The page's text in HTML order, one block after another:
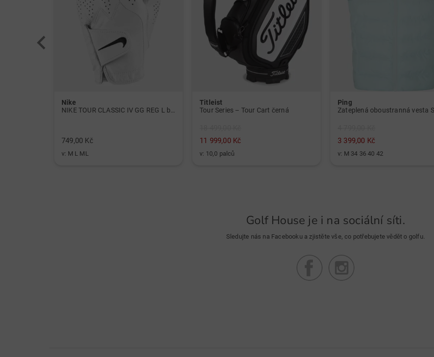
Nike
749,00 Kč
v: M L ML
Titleist
Tour Series – Tour Cart černá
11 999,00 Kč
v: 10,0 palců
Ping
3 399,00 Kč
v: M 34 36 40 42
Golf House je i na sociální síti.
Sledujte nás na Facebooku a zjistěte vše, co potřebujete vědět o golfu.